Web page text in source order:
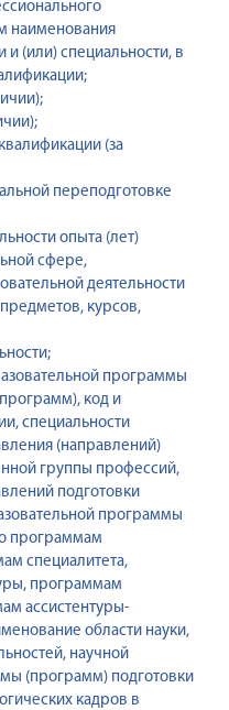
наименования
и (или) специальности, в
(за
переподготовке
опыта (лет)
сфере,
деятельности
курсов,
программы
код и
специальности
(направлений)
группы профессий,
подготовки
программы
программам
специалитета,
программам
ассистентуры-
области науки,
научной
(программ) подготовки
кадров в